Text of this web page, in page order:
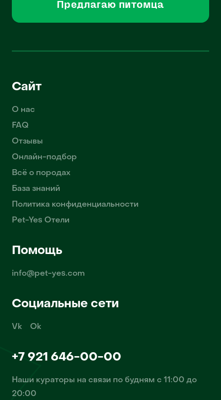
Предлагаю питомца
Сайт
О нас
FAQ
Отзывы
Онлайн-подбор
Всё о породах
База знаний
Политика конфиденциальности
Pet-Yes Отели
Помощь
info@pet-yes.com
Социальные сети
Vk Ok
+7 921 646-00-00
Наши кураторы на связи по будням с 11:00 до
20:00